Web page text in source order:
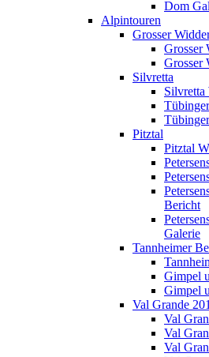
Dom
Alpintouren
Grosser
Grosser
Grosser
Silvretta
Silvretta
Pitztal
Pitztal
Bericht
Galerie
Tannheimer
Gimpel
Gimpel
Val Grande
Val
Val
Val